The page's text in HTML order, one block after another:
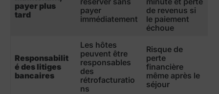
payer plus
tard
payer
immédiatement
de revenus si
le paiement
échoue
Responsabilit
é des litiges
bancaires
Les hôtes
peuvent être
responsables
des
rétrofacturatio
ns
Risque de
perte
financière
même après le
séjour